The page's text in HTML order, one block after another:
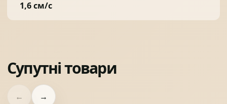
1,6 см/с
Супутні товари
← →